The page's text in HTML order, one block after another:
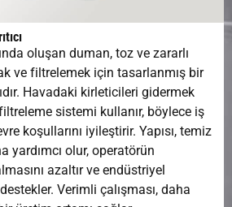
40℃oluşan duman, toz ve zararlı
ve filtrelemek için tasarlanmış bir
Havadaki kirleticileri gidermek
sistemi kullanır, böylece iş
koşullarını iyileştirir. Yapısı, temiz
yardımcı olur, operatörün
azaltır ve endüstriyel
Verimli çalışması, daha